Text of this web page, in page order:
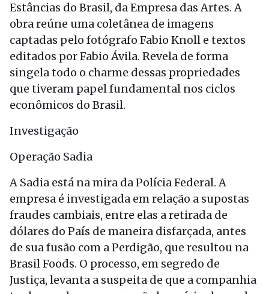
Estâncias do Brasil, da Empresa das Artes. A
obra reúne uma coletânea de imagens
captadas pelo fotógrafo Fabio Knoll e textos
editados por Fabio Ávila. Revela de forma
singela todo o charme dessas propriedades
que tiveram papel fundamental nos ciclos
econômicos do Brasil.
Investigação
Operação Sadia
A Sadia está na mira da Polícia Federal. A
empresa é investigada em relação a supostas
fraudes cambiais, entre elas a retirada de
dólares do País de maneira disfarçada, antes
de sua fusão com a Perdigão, que resultou na
Brasil Foods. O processo, em segredo de
Justiça, levanta a suspeita de que a companhia